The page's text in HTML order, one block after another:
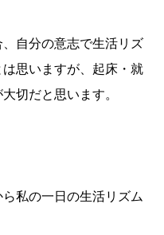
自分の意志で生活リズ
思いますが、起床・就
切だと思います。
私の一日の生活リズム